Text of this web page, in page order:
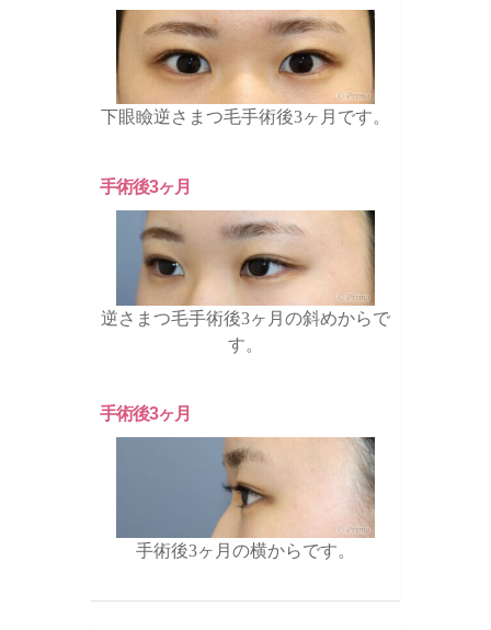
下眼瞼逆さまつ毛手術後3ヶ月です。
手術後3ヶ月
逆さまつ毛手術後3ヶ月の斜めからで
す。
手術後3ヶ月
手術後3ヶ月の横からです。